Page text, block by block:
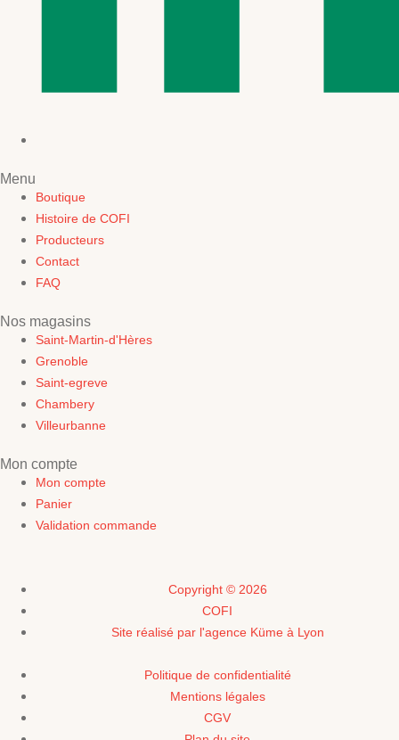
Menu
Boutique
Histoire de COFI
Producteurs
Contact
FAQ
Nos magasins
Saint-Martin-d'Hères
Grenoble
Saint-egreve
Chambery
Villeurbanne
Mon compte
Mon compte
Panier
Validation commande
Copyright © 2026
COFI
Site réalisé par l'agence Küme à Lyon
Politique de confidentialité
Mentions légales
CGV